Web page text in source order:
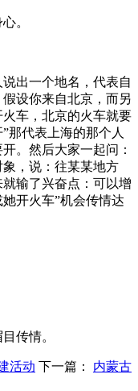
。
出一个地名，代表自
设你来自北京，而另
车，北京的火车就要
那代表上海的那个人
。然后大家一起问：
，说：往某某地方
输了兴奋点：可以增
开火车”机会传情达
传情。
活动 下一篇： 内蒙古